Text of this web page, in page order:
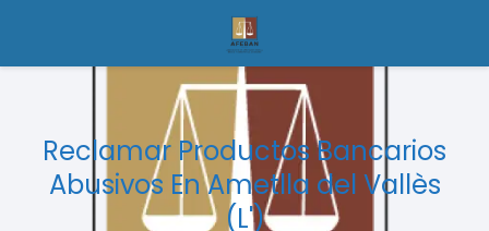
Reclamar Productos Bancarios
Abusivos En Ametlla del Vallès
(L')